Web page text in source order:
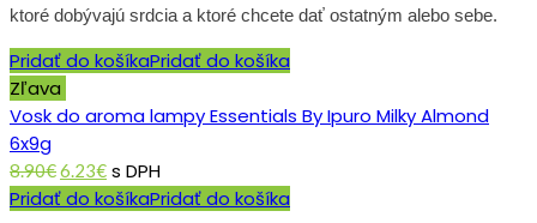
ktoré dobývajú srdcia a ktoré chcete dať ostatným alebo sebe.
Pridať do košíkaPridať do košíka
Zľava
Vosk do aroma lampy Essentials By Ipuro Milky Almond
6x9g
8.90€Original
price
was:
6.23€Current
price
is:
s DPH
Pridať do košíkaPridať do košíka